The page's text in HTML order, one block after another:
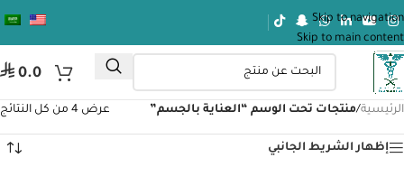
Skip to navigation
Skip to main content
⃁ 0.0
الرئيسية/منتجات تحت الوسم “العناية بالجسم” عرض ⁦4⁩ من كل النتائج
إظهار الشريط الجانبي